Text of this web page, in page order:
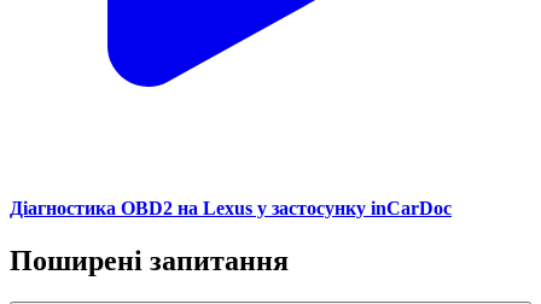
Діагностика OBD2 на Lexus у застосунку inCarDoc
Поширені запитання